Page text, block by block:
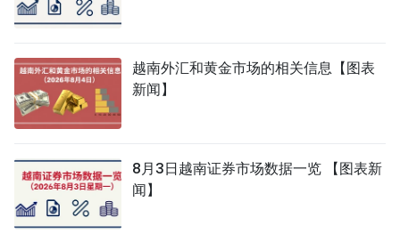
越南外汇和黄金市场的相关信息【图表
新闻】
8月3日越南证券市场数据一览 【图表新
闻】